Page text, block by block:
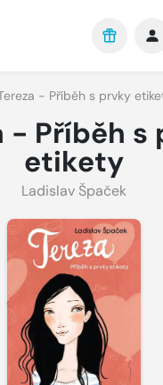
- Příběh s prvky
- Příběh s
etikety
Ladislav Špaček